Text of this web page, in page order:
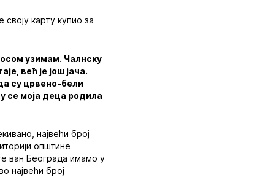
своју карту купио за
узимам. Чалнску
већ је још јача.
су црвено-бели
се моја деца родила
највећи број
општине
ван Београда имамо у
највећи број